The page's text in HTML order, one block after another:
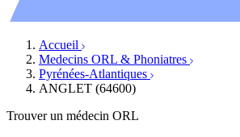
Accueil
Medecins ORL & Phoniatres
Pyrénées-Atlantiques
ANGLET (64600)
Trouver un médecin ORL